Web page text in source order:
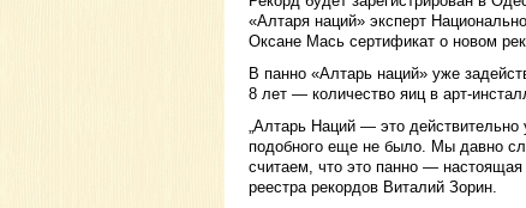
«Алтаря наций» эксперт
Оксане Мась сертификат о новом
В панно «Алтарь наций» уже
8 лет — количество яиц в арт-
„Алтарь Наций — это действительно
подобного еще не было. Мы давно
считаем, что это панно — настоящая
реестра рекордов Виталий Зорин.